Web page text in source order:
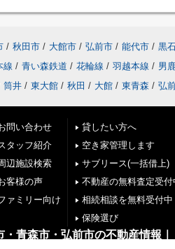
/ 秋田市 / 大館市 / 弘前市 / 能代市 / 黒
線 / 青い森鉄道 / 花輪線 / 羽越本線 / 男
筒井 / 東大館 / 秋田 / 大館 / 東青森 / 弘
問い合わせ
タッフ紹介
辺施設検索
客様の声
ァミリー向け
貸したい方へ
空き家管理します
サブリース(一括借上)
不動産の無料査定受付
相続相談を無料受付中
保険選び
青森市・弘前市の不動産情報｜